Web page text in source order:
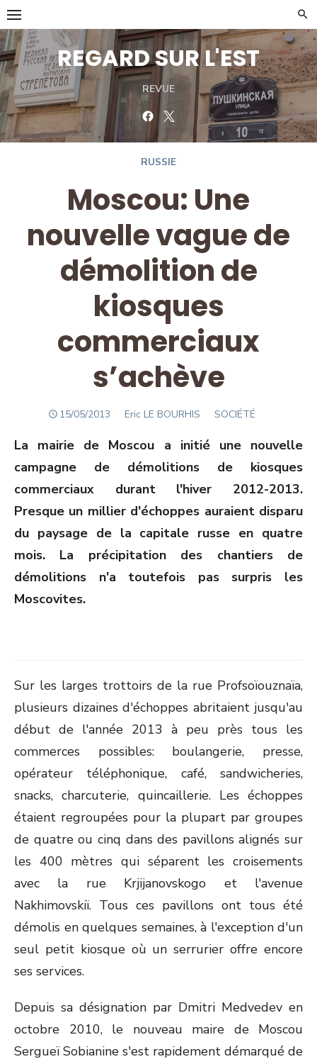
Skip
to
content
REGARD SUR L'EST
REVUE
FacebookTwitter
RUSSIE
Moscou: Une
nouvelle vague de
démolition de
kiosques
commerciaux
s’achève
POSTED
15/05/2013 Author
Eric LE BOURHIS SOCIÉTÉ
La mairie de Moscou a initié une nouvelle
campagne de démolitions de kiosques
commerciaux durant l'hiver 2012-2013.
Presque un millier d'échoppes auraient disparu
du paysage de la capitale russe en quatre
mois. La précipitation des chantiers de
démolitions n'a toutefois pas surpris les
Moscovites.
Sur les larges trottoirs de la rue Profsoïouznaïa,
plusieurs dizaines d'échoppes abritaient jusqu'au
début de l'année 2013 à peu près tous les
commerces possibles: boulangerie, presse,
opérateur téléphonique, café, sandwicheries,
snacks, charcuterie, quincaillerie. Les échoppes
étaient regroupées pour la plupart par groupes
de quatre ou cinq dans des pavillons alignés sur
les 400 mètres qui séparent les croisements
avec la rue Krjijanovskogo et l'avenue
Nakhimovskiï. Tous ces pavillons ont tous été
démolis en quelques semaines, à l'exception d'un
seul petit kiosque où un serrurier offre encore
ses services.
Depuis sa désignation par Dmitri Medvedev en
octobre 2010, le nouveau maire de Moscou
Sergueï Sobianine s'est rapidement démarqué de